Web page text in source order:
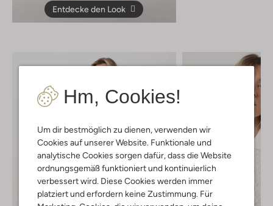
Hm, Cookies!
Um dir bestmöglich zu dienen, verwenden wir
Cookies auf unserer Website. Funktionale und
analytische Cookies sorgen dafür, dass die Website
ordnungsgemäß funktioniert und kontinuierlich
verbessert wird. Diese Cookies werden immer
platziert und erfordern keine Zustimmung. Für
Entdecke den Look